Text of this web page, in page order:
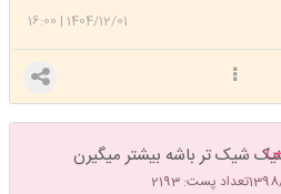
1404/12/01
|
16:00
تعداد پست: 2193
شیک تر باشه بیشتر میگیرن